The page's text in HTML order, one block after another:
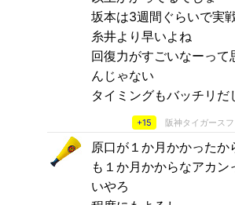
坂本は3週間ぐらいで実
糸井より早いよね
回復力がすごいなーって
んじゃない
タイミングもバッチリだ
+15 阪神タイガースフ
原口が１か月かかったか
も１か月かからなアカン
いやろ